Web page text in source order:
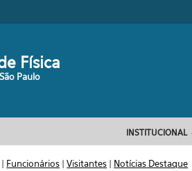
Física
Paulo
INSTITUCIONAL
| Funcionários |Visitantes | Notícias Destaque